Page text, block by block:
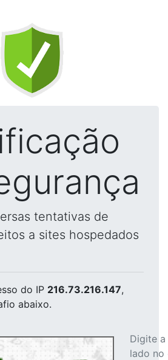
tentativas de
a sites hospedados
do IP 216.73.216.147,
abaixo.
Digite
lado no